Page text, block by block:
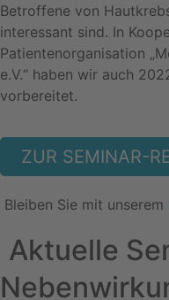
Betroffene von
interessant sind. In
Patientenorganisation
e.V.“ haben wir auch
vorbereitet.
ZUR SEMINAR-
Bleiben Sie mit unserem
Aktuelle